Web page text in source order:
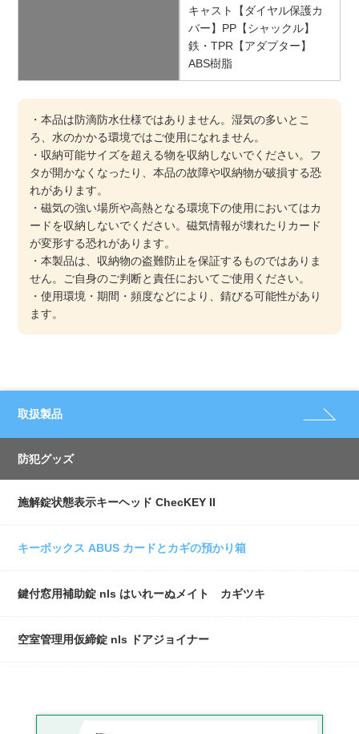
キャスト【ダイヤル保護カ
バー】PP【シャックル】
鉄・TPR【アダプター】
ABS樹脂
・本品は防滴防水仕様ではありません。湿気の多いとこ
ろ、水のかかる環境ではご使用になれません。
・収納可能サイズを超える物を収納しないでください。フ
タが開かなくなったり、本品の故障や収納物が破損する恐
れがあります。
・磁気の強い場所や高熱となる環境下の使用においてはカ
ードを収納しないでください。磁気情報が壊れたりカード
が変形する恐れがあります。
・本製品は、収納物の盗難防止を保証するものではありま
せん。ご自身のご判断と責任においてご使用ください。
・使用環境・期間・頻度などにより、錆びる可能性があり
ます。
取扱製品
防犯グッズ
施解錠状態表示キーヘッド ChecKEY II
キーボックス ABUS カードとカギの預かり箱
鍵付窓用補助錠 nls はいれーぬメイト カギツキ
空室管理用仮締錠 nls ドアジョイナー